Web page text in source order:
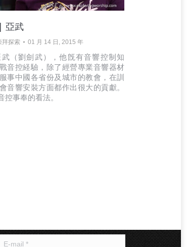
亞武
拜探索 01 月 14 日, 2015 年
（劉劍武），他旣有音響控制知
音控経驗，除了經營專業音響器材
事中國各省份及城市的教會，在訓
音響安裝方面都作出很大的貢獻。
控事奉的看法。